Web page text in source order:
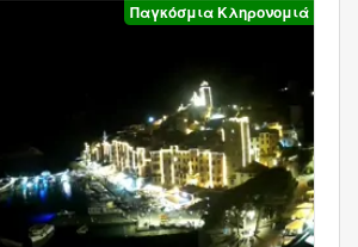
Παγκόσμια Κληρονομιά